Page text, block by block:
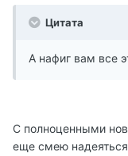
Цитата
А нафиг вам все
С полноценными
еще смею